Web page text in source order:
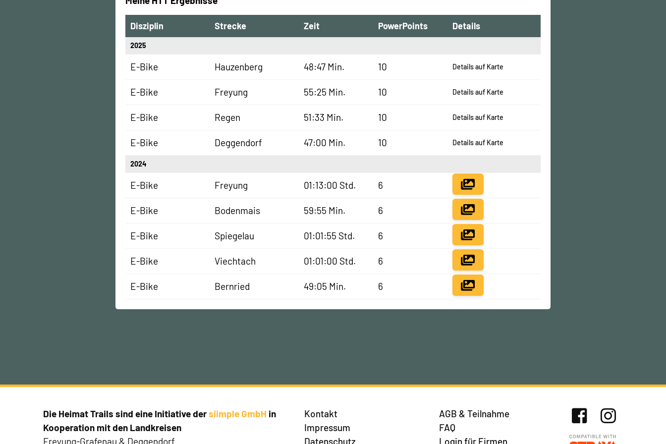
Disziplin Strecke Zeit PowerPoints Details
2025
E-Bike Hauzenberg 48:47 Min. 10 Details auf Karte
E-Bike Freyung 55:25 Min. 10 Details auf Karte
E-Bike Regen 51:33 Min. 10 Details auf Karte
E-Bike Deggendorf 47:00 Min. 10 Details auf Karte
2024
E-Bike Freyung 01:13:00 Std. 6
E-Bike Bodenmais 59:55 Min. 6
E-Bike Spiegelau 01:01:55 Std. 6
E-Bike Viechtach 01:01:00 Std. 6
E-Bike Bernried 49:05 Min. 6
Die Heimat Trails sind eine Initiative dersiimple GmbH in
Kooperation mit den Landkreisen
Freyung-Grafenau & Deggendorf
Kontakt
Impressum
Datenschutz
AGB & Teilnahme
FAQ
Login für Firmen